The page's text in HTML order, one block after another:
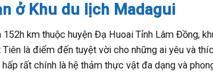
ở Khu du lịch Madagui
152h km thuộc huyện Đạ Huoai Tỉnh Lâm Đồng,
là điểm đến tuyệt vời cho những ai yêu và
rất chính là hệ thảm thực vật đa dạng và